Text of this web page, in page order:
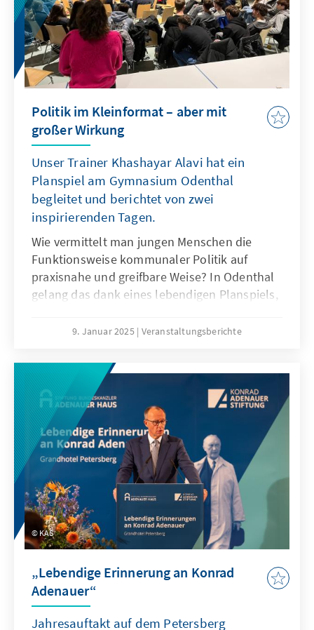
Politik im Kleinformat – aber mit
großer Wirkung
Unser Trainer Khashayar Alavi hat ein
Planspiel am Gymnasium Odenthal
begleitet und berichtet von zwei
inspirierenden Tagen.
Wie vermittelt man jungen Menschen die
Funktionsweise kommunaler Politik auf
praxisnahe und greifbare Weise? In Odenthal
gelang das dank eines lebendigen Planspiels,
Adenauer-Stiftung unter der Leitung von
lang verwandelte sich ein ruhiger
Schulungsraum in einen Ort hitziger
Debatten, taktischer Absprachen und
investigativer Presseberichte – ganz wie in
einem echten Stadtrat.
9. Januar 2025 Veranstaltungsberichte
KAS
„Lebendige Erinnerung an Konrad
Adenauer“
Jahresauftakt auf dem Petersberg